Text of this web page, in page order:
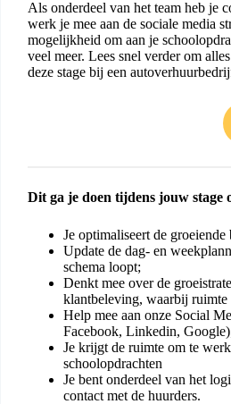
Als onderdeel van het team heb je
werk je mee aan de sociale media
mogelijkheid om aan je
veel meer. Lees snel verder om
deze stage bij een
Dit ga je doen tijdens jouw stage
Je optimaliseert de groeiende
Update de dag- en
schema loopt;
Denkt mee over de
klantbeleving, waarbij ruimte
Help mee aan onze Social
Facebook, Linkedin,
Je krijgt de ruimte om te
schoolopdrachten
Je bent onderdeel van het
contact met de huurders.